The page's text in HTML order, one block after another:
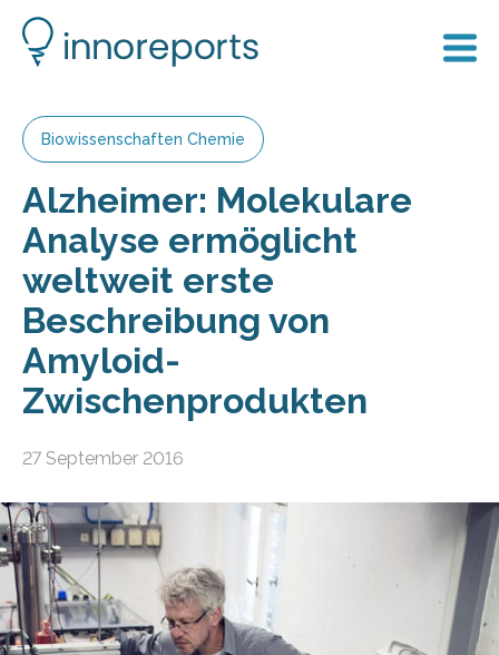
Biowissenschaften Chemie
Alzheimer: Molekulare
Analyse ermöglicht
weltweit erste
Beschreibung von
Amyloid-
Zwischenprodukten
27 September 2016